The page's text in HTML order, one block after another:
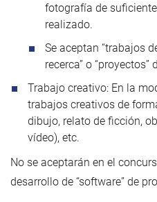
fotografía de
realizado.
Se aceptan “trabajos
recerca” o
Trabajo creativo: En la
trabajos creativos de
dibujo, relato de ficción,
vídeo), etc.
No se aceptarán en el
desarrollo de “software” de